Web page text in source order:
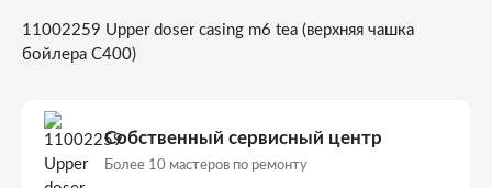
11002259 Upper doser casing m6 tea (верхняя чашка
бойлера С400)
Собственный сервисный центр
Более 10 мастеров по ремонту